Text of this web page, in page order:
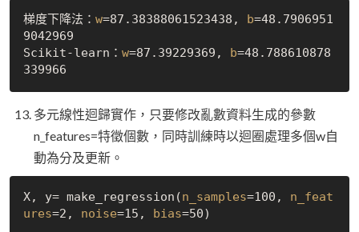
梯度下降法： w=87.38388061523438, b=48.7906951
9042969
Scikit-learn： w=87.39229369, b=48.788610878
多元線性迴歸實作，只要修改亂數資料生成的參數
n_features=特徵個數，同時訓練時以迴圈處理多個w自
動為分及更新。
X, y= make_regression(n_samples=100, n_feat
ures=2, noise=15, bias